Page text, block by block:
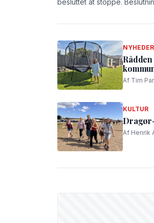
NYHEDER
Af Tim
KULTUR
Af Henrik